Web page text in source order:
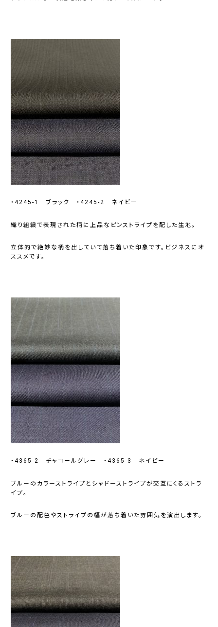
・4245-1 ブラック ・4245-2 ネイビー
織り組織で表現された柄に上品なピンストライプを配した生地。
立体的で絶妙な柄を出していて落ち着いた印象です。ビジネスにオ
ススメです。
・4365-2 チャコールグレー ・4365-3 ネイビー
ブルーのカラーストライプとシャドーストライプが交互にくるストラ
イプ。
ブルーの配色やストライプの幅が落ち着いた雰囲気を演出します。